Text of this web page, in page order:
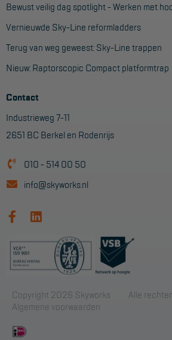
Bewust veilig dag spotlight - Werken met
Vernieuwde Sky-Line reformladders
Terug van weg geweest: Sky-Line trappen
Nieuw: Raptorscopic Compact platformtrap
Contact
Industrieweg 7-11
2651 BC Berkel en Rodenrijs
010 - 514 00 50
info@skyworks.nl
Copyright 2026 Skyworks
Alle
Algemene voorwaarden